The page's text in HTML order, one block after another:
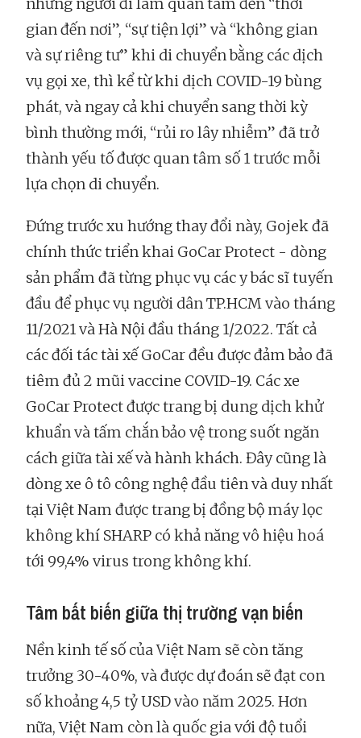
gian đến nơi”, “sự tiện lợi” và “không gian
và sự riêng tư” khi di chuyển bằng các dịch
vụ gọi xe, thì kể từ khi dịch COVID-19 bùng
phát, và ngay cả khi chuyển sang thời kỳ
bình thường mới, “rủi ro lây nhiễm” đã trở
thành yếu tố được quan tâm số 1 trước mỗi
lựa chọn di chuyển.
Đứng trước xu hướng thay đổi này, Gojek đã
chính thức triển khai GoCar Protect - dòng
sản phẩm đã từng phục vụ các y bác sĩ tuyến
đầu để phục vụ người dân TP.HCM vào tháng
11/2021 và Hà Nội đầu tháng 1/2022. Tất cả
các đối tác tài xế GoCar đều được đảm bảo đã
tiêm đủ 2 mũi vaccine COVID-19. Các xe
GoCar Protect được trang bị dung dịch khử
khuẩn và tấm chắn bảo vệ trong suốt ngăn
cách giữa tài xế và hành khách. Đây cũng là
dòng xe ô tô công nghệ đầu tiên và duy nhất
tại Việt Nam được trang bị đồng bộ máy lọc
không khí SHARP có khả năng vô hiệu hoá
tới 99,4% virus trong không khí.
Tâm bất biến giữa thị trường vạn biến
Nền kinh tế số của Việt Nam sẽ còn tăng
trưởng 30-40%, và được dự đoán sẽ đạt con
số khoảng 4,5 tỷ USD vào năm 2025. Hơn
nữa, Việt Nam còn là quốc gia với độ tuổi